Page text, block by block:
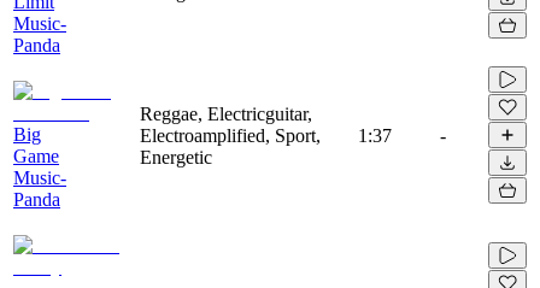
Music-
Panda
Big
Game
Music-
Panda
Reggae, Electricguitar,
Electroamplified, Sport,
Energetic
1:37 -